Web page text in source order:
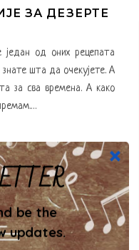
ЗА ДЕЗЕРТЕ
један од оних рецепата
шта да очекујете. А
за сва времена. А како
be the
updates.